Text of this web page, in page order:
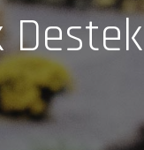
Destek